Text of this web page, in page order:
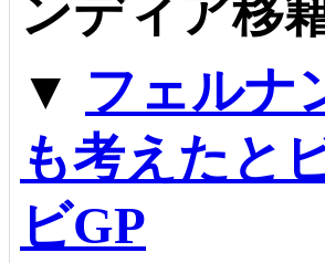
ンディア移
▼ フェルナ
も考えたと
ビGP